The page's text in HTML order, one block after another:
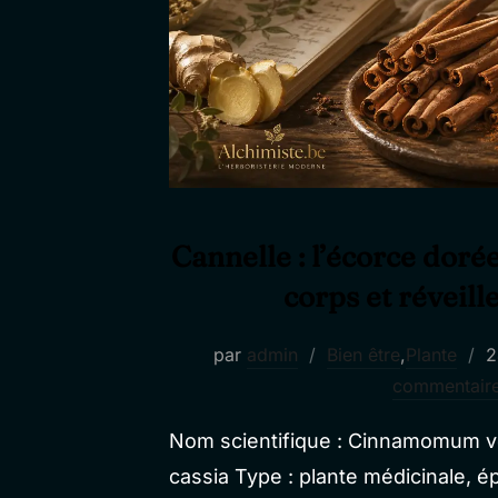
par admin Bien être, Plante
le
Nom scientifique : Cinnamomum
cassia Type : plante médicinale,